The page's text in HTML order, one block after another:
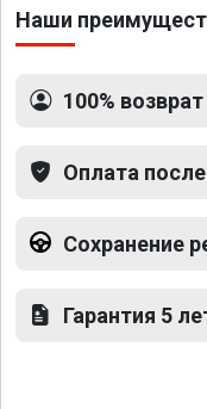
Наши
100%
Оплата
Сохранение
Гарантия 5